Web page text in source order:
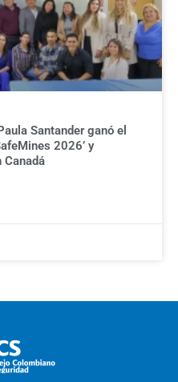
Santander ganó el
2026’ y
Canadá